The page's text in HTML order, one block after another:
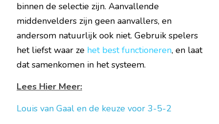
binnen de selectie zijn. Aanvallende
middenvelders zijn geen aanvallers, en
andersom natuurlijk ook niet. Gebruik spelers
het liefst waar ze het best functioneren, en laat
dat samenkomen in het systeem.
Lees Hier Meer:
Louis van Gaal en de keuze voor 3-5-2